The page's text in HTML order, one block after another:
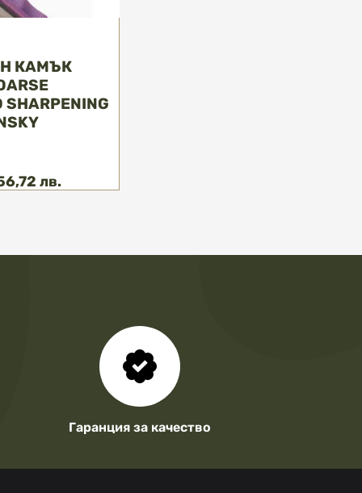
КАМЪК
SHARPENING
лв.
Гаранция за качество